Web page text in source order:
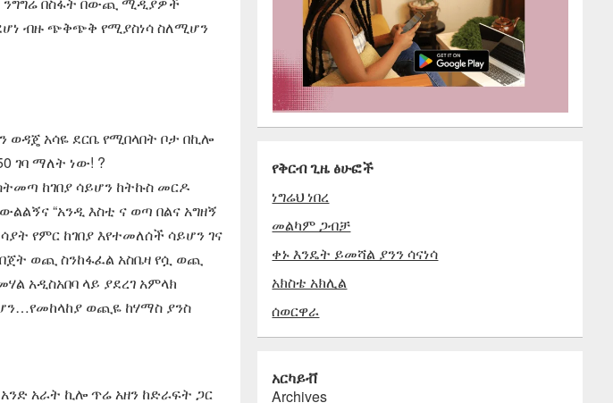
ብዙ ጭቅጭቅ የሚያስነሳ ስለሚሆን
አሳዬ ደርቤ የሚበላበት ቦታ በኪሎ
ገባ ማለት ነው! ?
ከገበያ ሳይሆን ከትኩስ መርዶ
“አንዲ እስቲ ና ወጣ በልና አግዘኝ
የምር ከገበያ እየተመለሰች ሳይሆን ገና
ወጪ ስንከፋፈል አስቤዛ የሷ ወጪ
አዲስአበባ ላይ ያደረገ አምላክ
ወጪዬ ከሃማስ ያንስ
አንድ አራት ኪሎ ጥሬ አዘን ከድራፍት ጋር
የቅርብ ጊዜ ፅሁፎች
ነግሬህ ነበረ
መልካም ጋብቻ
ቀኑ እንዴት ይመሻል ያንን ሳናነሳ
አክስቴ አክሊል
ሰወርዋራ
አርካይቭ
Archives